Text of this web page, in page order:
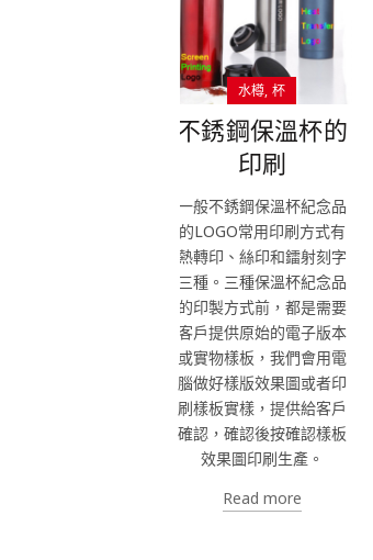
水樽 杯
不銹鋼保溫杯的
印刷
一般不銹鋼保溫杯紀念品
的LOGO常用印刷方式有
熱轉印、絲印和鐳射刻字
三種。三種保溫杯紀念品
的印製方式前，都是需要
客戶提供原始的電子版本
或實物樣板，我們會用電
腦做好樣版效果圖或者印
刷樣板實樣，提供給客戶
確認，確認後按確認樣板
效果圖印刷生產。
Read more